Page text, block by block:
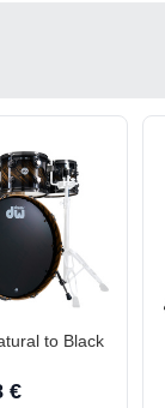
to Black
€